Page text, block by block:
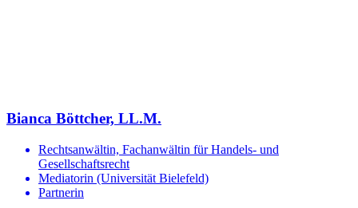
Bianca Böttcher, LL.M.
Rechtsanwältin, Fachanwältin für Handels- und
Gesellschaftsrecht
Mediatorin (Universität Bielefeld)
Partnerin